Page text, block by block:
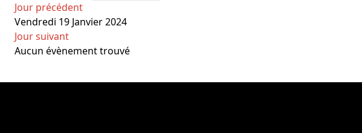
Jour précédent
Vendredi 19 Janvier 2024
Jour suivant
Aucun évènement trouvé